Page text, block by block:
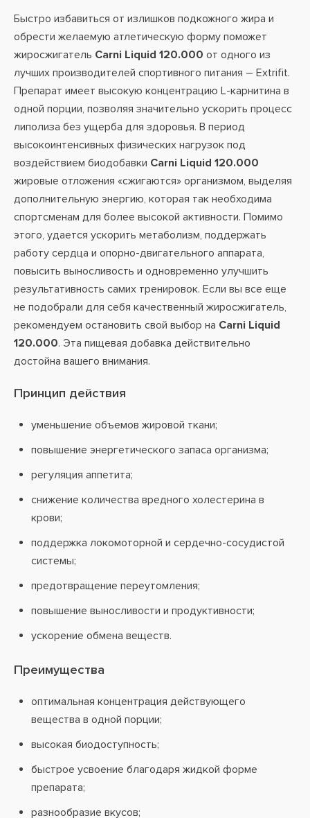
Быстро избавиться от излишков подкожного жира и
обрести желаемую атлетическую форму поможет
жиросжигатель Carni Liquid 120.000 от одного из
лучших производителей спортивного питания – Extrifit.
Препарат имеет высокую концентрацию L-карнитина в
одной порции, позволяя значительно ускорить процесс
липолиза без ущерба для здоровья. В период
высокоинтенсивных физических нагрузок под
воздействием биодобавки Carni Liquid 120.000
жировые отложения «сжигаются» организмом, выделяя
дополнительную энергию, которая так необходима
спортсменам для более высокой активности. Помимо
этого, удается ускорить метаболизм, поддержать
работу сердца и опорно-двигательного аппарата,
повысить выносливость и одновременно улучшить
результативность самих тренировок. Если вы все еще
не подобрали для себя качественный жиросжигатель,
рекомендуем остановить свой выбор на Carni Liquid
120.000. Эта пищевая добавка действительно
достойна вашего внимания.
Принцип действия
уменьшение объемов жировой ткани;
повышение энергетического запаса организма;
регуляция аппетита;
снижение количества вредного холестерина в
крови;
поддержка локомоторной и сердечно-сосудистой
системы;
предотвращение переутомления;
повышение выносливости и продуктивности;
ускорение обмена веществ.
Преимущества
оптимальная концентрация действующего
вещества в одной порции;
высокая биодоступность;
быстрое усвоение благодаря жидкой форме
препарата;
разнообразие вкусов;